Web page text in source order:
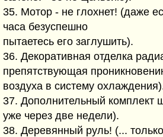
35. Мотор - не глохнет! (даже
часа безуспешно
пытаетесь его заглушить).
36. Декоративная отделка
препятствующая
воздуха в систему
37. Дополнительный комплект
уже через две недели).
38. Деревянный руль! (...